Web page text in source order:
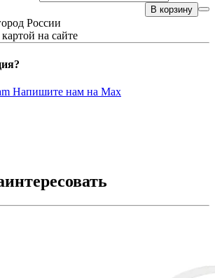
В корзину
России
на сайте
Напишите нам на Max